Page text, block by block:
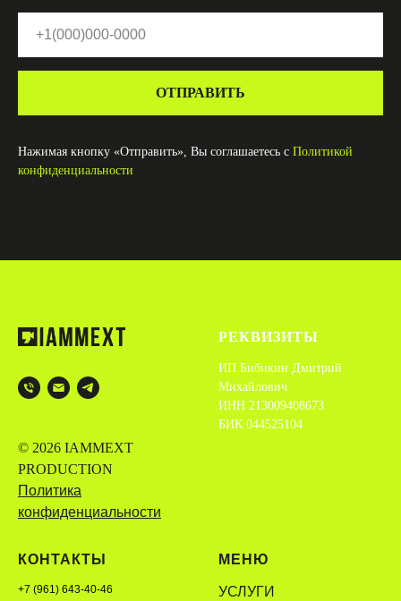
ОТПРАВИТЬ
Нажимая кнопку «Отправить», Вы соглашаетесь с Политикой
конфиденциальности
© 2026 IAMMEXT
PRODUCTION
Политика
конфиденциальности
РЕКВИЗИТЫ
ИП Бибикин Дмитрий
Михайлович
ИНН 213009408673
БИК 044525104
КОНТАКТЫ
+7 (961) 643-40-46
МЕНЮ
УСЛУГИ